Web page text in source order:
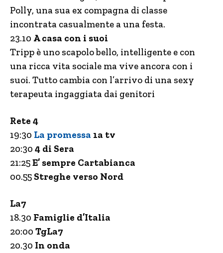
Polly, una sua ex compagna di classe
incontrata casualmente a una festa.
23.10 A casa con i suoi
Tripp è uno scapolo bello, intelligente e con
una ricca vita sociale ma vive ancora con i
suoi. Tutto cambia con l’arrivo di una sexy
terapeuta ingaggiata dai genitori
Rete 4
19:30 La promessa 1a tv
20:30 4 di Sera
21:25E’ sempre Cartabianca
00.55 Streghe verso Nord
La7
18.30 Famiglie d’Italia
20:00 TgLa7
20.30 In onda